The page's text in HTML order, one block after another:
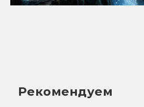
Рекомендуем